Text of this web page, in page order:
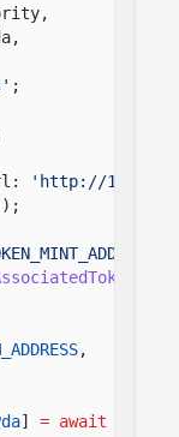
;
'http://
,
] = await